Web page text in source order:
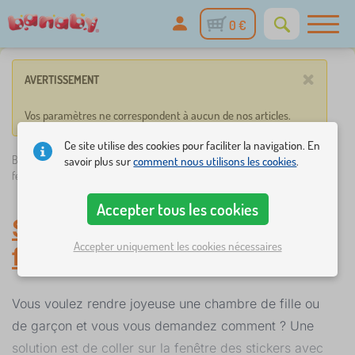
0 €
×
AVERTISSEMENT
Vos paramètres ne correspondent à aucun de nos articles.
Banaby.fr » Décorations/Stickers enfant /Stickers enfant pour
fenêtre
Stickers enfant pour
fenêtre-Stickers enfant
Vous voulez rendre joyeuse une chambre de fille ou
de garçon et vous vous demandez comment ? Une
solution est de coller sur la fenêtre des stickers avec
Ce site utilise des cookies pour faciliter la navigation. En
savoir plus surcomment nous utilisons les cookies.
Accepter tous les cookies
Accepter uniquement les cookies nécessaires